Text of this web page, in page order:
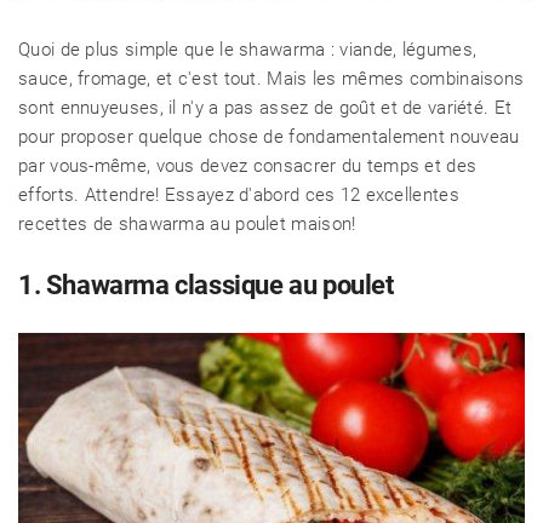
Quoi de plus simple que le shawarma : viande, légumes,
sauce, fromage, et c'est tout. Mais les mêmes combinaisons
sont ennuyeuses, il n'y a pas assez de goût et de variété. Et
pour proposer quelque chose de fondamentalement nouveau
par vous-même, vous devez consacrer du temps et des
efforts. Attendre! Essayez d'abord ces 12 excellentes
recettes de shawarma au poulet maison!
1. Shawarma classique au poulet